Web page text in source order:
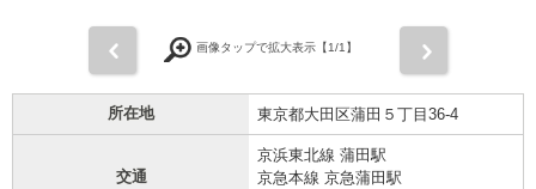
画像タップで拡大表示【1/1】
所在地 東京都大田区蒲田５丁目36-4
交通
京浜東北線 蒲田駅
京急本線 京急蒲田駅